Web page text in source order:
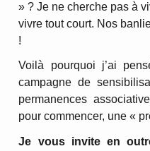
» ? Je ne cherche pas à
vivre tout court. Nos
!
Voilà pourquoi j’ai
campagne de
permanences
pour commencer, une «
Je vous invite en